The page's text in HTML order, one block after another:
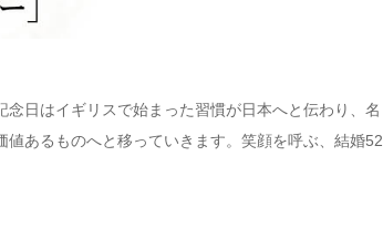
日はイギリスで始まった習慣が日本へと伝わり、名
あるものへと移っていきます。笑顔を呼ぶ、結婚52